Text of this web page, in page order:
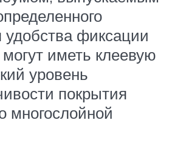
фиксации
иметь клеевую
уровень
покрытия
многослойной